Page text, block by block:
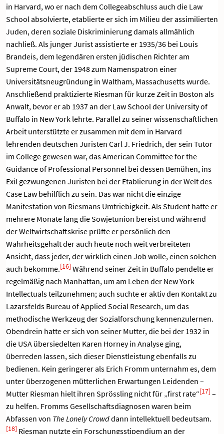
in Harvard, wo er nach dem Collegeabschluss auch die Law
School absolvierte, etablierte er sich im Milieu der assimilierten
Juden, deren soziale Diskriminierung damals allmählich
nachließ. Als junger Jurist assistierte er 1935/36 bei Louis
Brandeis, dem legendären ersten jüdischen Richter am
Supreme Court, der 1948 zum Namenspatron einer
Universitätsneugründung in Waltham, Massachusetts wurde.
Anschließend praktizierte Riesman für kurze Zeit in Boston als
Anwalt, bevor er ab 1937 an der Law School der University of
Buffalo in New York lehrte. Parallel zu seiner wissenschaftlichen
Arbeit unterstützte er zusammen mit dem in Harvard
lehrenden deutschen Juristen Carl J. Friedrich, der sein Tutor
im College gewesen war, das American Committee for the
Guidance of Professional Personnel bei dessen Bemühen, ins
Exil gezwungenen Juristen bei der Etablierung in der Welt des
Case Law behilflich zu sein. Das war nicht die einzige
Manifestation von Riesmans Umtriebigkeit. Als Student hatte er
mehrere Monate lang die Sowjetunion bereist und während
der Weltwirtschaftskrise prüfte er persönlich den
Wahrheitsgehalt der auch heute noch weit verbreiteten
Ansicht, dass jeder, der wirklich einen Job wolle, einen solchen
auch bekomme.[16] Während seiner Zeit in Buffalo pendelte er
regelmäßig nach Manhattan, um am Leben der New York
Intellectuals teilzunehmen; auch suchte er aktiv den Kontakt zu
Lazarsfelds Bureau of Applied Social Research, um das
methodische Werkzeug der Sozialforschung kennenzulernen.
Obendrein hatte er sich von seiner Mutter, die bei der 1932 in
die USA übersiedelten Karen Horney in Analyse ging,
überreden lassen, sich dieser Dienstleistung ebenfalls zu
bedienen. Kein geringerer als Erich Fromm unternahm es, dem
unter überzogenen mütterlichen Erwartungen Leidenden –
Mutter Riesman hielt ihren Sprössling nicht für „first rate“[17] –
zu helfen. Fromms Gesellschaftsdiagnosen waren beim
Abfassen von The Lonely Crowddann intellektuell bedeutsam.
[18] Riesman nutzte ein Forschungsstipendium an der